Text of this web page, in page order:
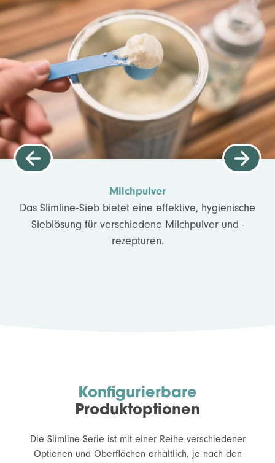
Milchpulver
Das Slimline-Sieb bietet eine effektive, hygienische
Sieblösung für verschiedene Milchpulver und -
rezepturen.
Konfigurierbare
Produktoptionen
Die Slimline-Serie ist mit einer Reihe verschiedener
Optionen und Oberflächen erhältlich, je nach den